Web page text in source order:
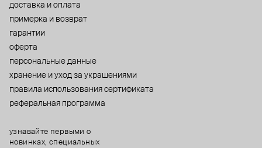
доставка и оплата
примерка и возврат
гарантии
оферта
персональные данные
хранение и уход за украшениями
правила использования сертификата
реферальная программа
узнавайте первыми о
новинках, специальных